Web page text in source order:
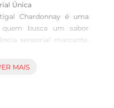
Única
Chardonnay é uma
busca um sabor
sensorial marcante.
e frescor, ideal para
MAIS